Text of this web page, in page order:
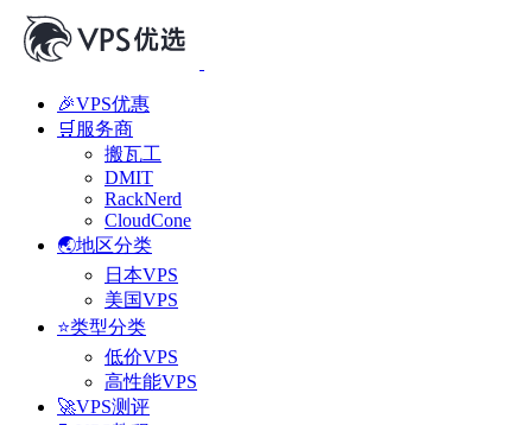
🎉VPS优惠
🛒服务商
搬瓦工
DMIT
RackNerd
CloudCone
🌏地区分类
日本VPS
美国VPS
⭐类型分类
低价VPS
高性能VPS
🚀VPS测评